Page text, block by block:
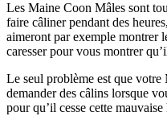
Les Maine Coon Mâles sont
faire câliner pendant des
aimeront par exemple montrer
caresser pour vous montrer
Le seul problème est que
demander des câlins lorsque
pour qu’il cesse cette